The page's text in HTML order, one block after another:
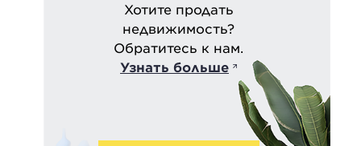
Хотите продать
недвижимость?
Обратитесь к нам.
Узнать больше